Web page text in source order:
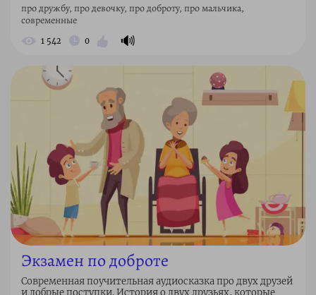
про дружбу, про девочку, про доброту, про мальчика,
современные
1 542 0 🔊
Экзамен по доброте
Современная поучительная аудиосказка про двух друзей